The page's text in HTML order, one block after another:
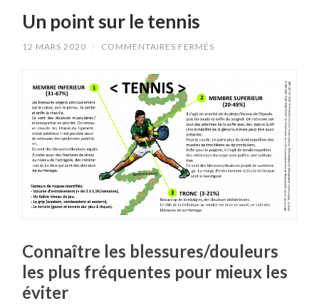
Un point sur le tennis
12 MARS 2020 / COMMENTAIRES FERMÉS
TENNIS
Connaître les blessures/douleurs
les plus fréquentes pour mieux les
éviter